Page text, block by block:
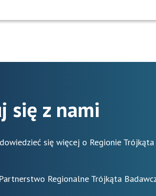
się z nami
się więcej o Regionie
Regionalne Trójkąta